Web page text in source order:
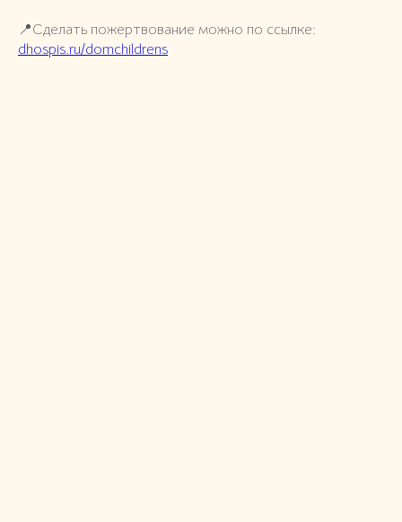
📍Сделать пожертвование можно по ссылке:
dhospis.ru/domchildrens